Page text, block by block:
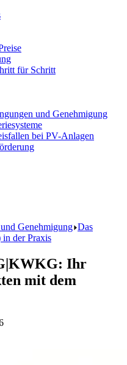
für Schritt
und Genehmigung
bei PV-Anlagen
Genehmigung Das
in der Praxis
Ihr
mit dem